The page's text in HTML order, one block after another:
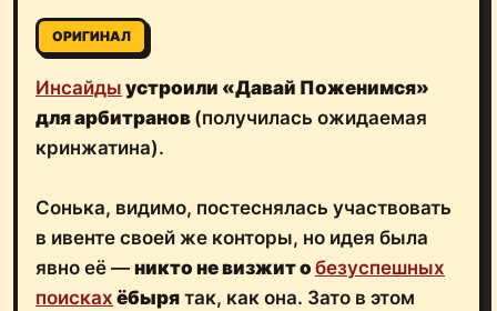
ОРИГИНАЛ
Инсайды устроили «Давай Поженимся»
для арбитранов (получилась ожидаемая
кринжатина).
Сонька, видимо, постеснялась участвовать
в ивенте своей же конторы, но идея была
явно её — никто не визжит о безуспешных
поисках ёбыря так, как она. Зато в этом